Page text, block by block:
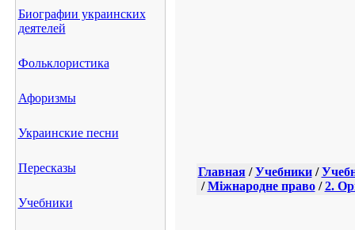
Биографии украинских
деятелей
Фольклористика
Афоризмы
Украинские песни
Пересказы
Учебники
Главная/Учебники/
/Міжнародне право/2.